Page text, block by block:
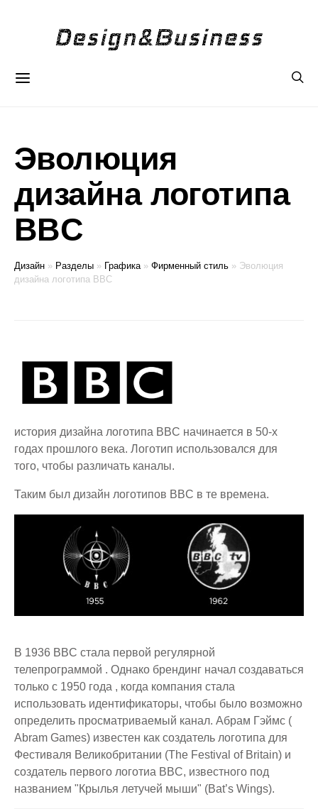
Эволюция
дизайна логотипа
BBC
Дизайн » Разделы » Графика» Фирменный стиль » Эволюция
дизайна логотипа BBC
история дизайна логотипа BBC начинается в 50-х
годах прошлого века. Логотип использовался для
того, чтобы различать каналы.
Таким был дизайн логотипов BBC в те времена.
В 1936 BBC стала первой регулярной
телепрограммой . Однако брендинг начал создаваться
только с 1950 года , когда компания стала
использовать идентификаторы, чтобы было возможно
определить просматриваемый канал. Абрам Гэймс (
Abram Games) известен как создатель логотипа для
Фестиваля Великобритании (The Festival of Britain) и
создатель первого логотиа BBC, известного под
названием "Крылья летучей мыши" (Bat’s Wings).